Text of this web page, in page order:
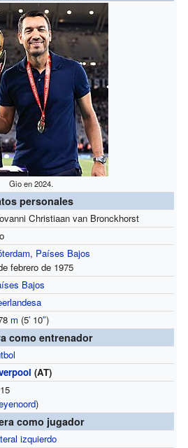
Gio en 2024.
personales
Christiaan van Bronckhorst
, Países Bajos
febrero de 1975
Bajos
m (5′10″)
como entrenador
(AT)
)
como jugador
izquierdo